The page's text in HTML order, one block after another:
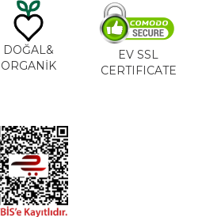
DOĞAL&
ORGANİK
EV SSL
CERTIFICATE